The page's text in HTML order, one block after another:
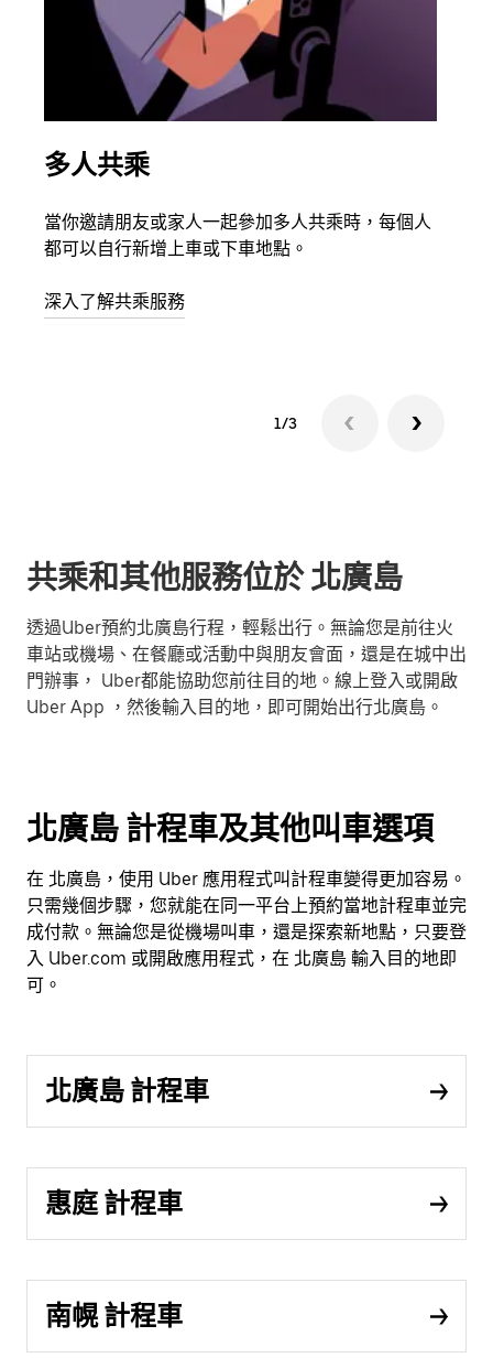
多人共乘
當你邀請朋友或家人一起參加多人共乘時，每個人
都可以自行新增上車或下車地點。
深入了解共乘服務
1/3
共乘和其他服務位於 北廣島
透過Uber預約北廣島行程，輕鬆出行。無論您是前往火
車站或機場、在餐廳或活動中與朋友會面，還是在城中出
門辦事， Uber都能協助您前往目的地。線上登入或開啟
Uber App ，然後輸入目的地，即可開始出行北廣島。
北廣島 計程車及其他叫車選項
在 北廣島，使用 Uber 應用程式叫計程車變得更加容易。
只需幾個步驟，您就能在同一平台上預約當地計程車並完
成付款。無論您是從機場叫車，還是探索新地點，只要登
入 Uber.com 或開啟應用程式，在 北廣島 輸入目的地即
可。
北廣島 計程車
惠庭 計程車
南幌 計程車